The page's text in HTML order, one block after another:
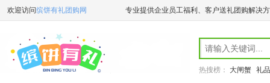
欢迎访问缤饼有礼团购网 专业提供企业员工福利、客户送礼团购解决
热搜榜： 大闸蟹 礼